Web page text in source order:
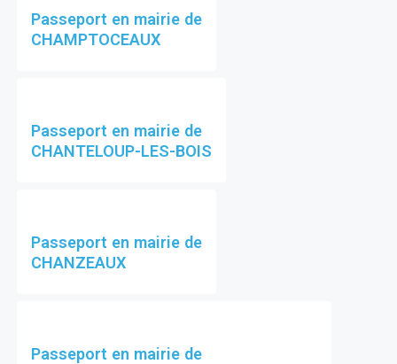
Passeport en mairie de
CHAMPTOCEAUX
Passeport en mairie de
CHANTELOUP-LES-BOIS
Passeport en mairie de
CHANZEAUX
Passeport en mairie de